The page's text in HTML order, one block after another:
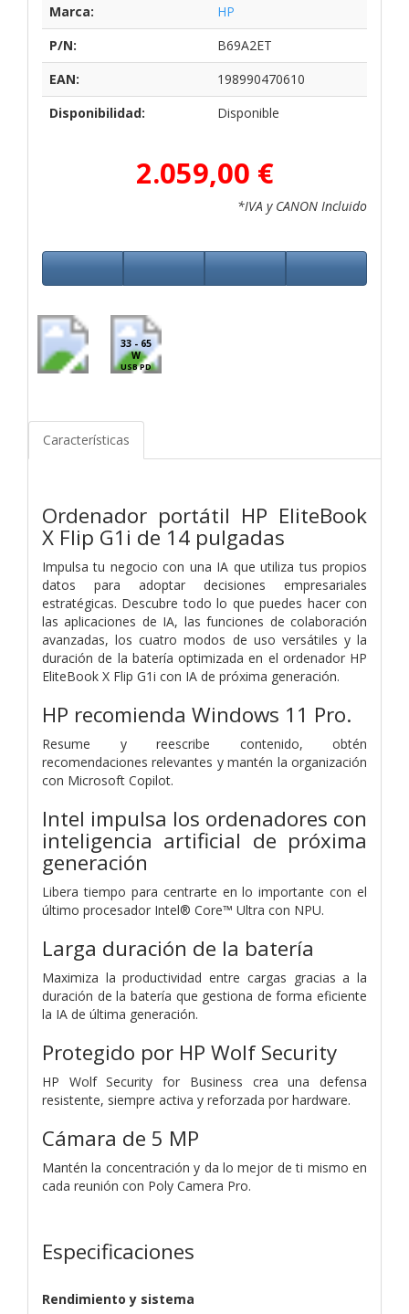
Marca:
HP
P/N:
B69A2ET
EAN:
198990470610
Disponibilidad:
Disponible
2.059,00 €
*IVA y CANON Incluido
33 - 65
W
USB PD
Características
Ordenador portátil HP EliteBook
X Flip G1i de 14 pulgadas
Impulsa tu negocio con una IA que utiliza tus propios
datos para adoptar decisiones empresariales
estratégicas. Descubre todo lo que puedes hacer con
las aplicaciones de IA, las funciones de colaboración
avanzadas, los cuatro modos de uso versátiles y la
duración de la batería optimizada en el ordenador HP
EliteBook X Flip G1i con IA de próxima generación.
HP recomienda Windows 11 Pro.
Resume y reescribe contenido, obtén
recomendaciones relevantes y mantén la organización
con Microsoft Copilot.
Intel impulsa los ordenadores con
inteligencia artificial de próxima
generación
Libera tiempo para centrarte en lo importante con el
último procesador Intel® Core™ Ultra con NPU.
Larga duración de la batería
Maximiza la productividad entre cargas gracias a la
duración de la batería que gestiona de forma eficiente
la IA de última generación.
Protegido por HP Wolf Security
HP Wolf Security for Business crea una defensa
resistente, siempre activa y reforzada por hardware.
Cámara de 5 MP
Mantén la concentración y da lo mejor de ti mismo en
cada reunión con Poly Camera Pro.
Especificaciones
Rendimiento y sistema